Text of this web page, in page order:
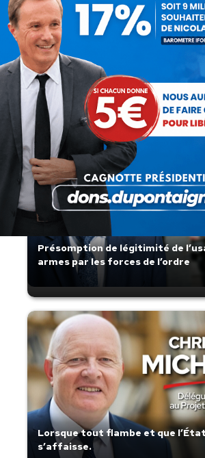
Rechercher
Recherche
:
Articles récents
Présomption de légitimité de
armes par les forces de l’ordre
Lorsque tout flambe et que l’État
s’affaisse.